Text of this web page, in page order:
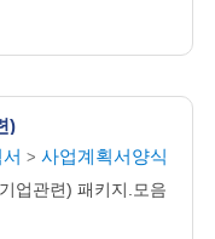
)
> 사업계획서양식
업관련) 패키지.모음